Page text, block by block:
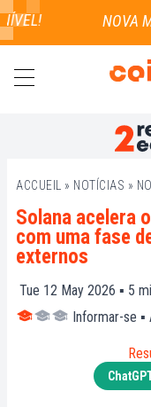
ACCUEIL » NOTÍCIAS »
Solana acelera
com uma fase
externos
Tue 12 May 2026 ▪ 5
Informar-se ▪